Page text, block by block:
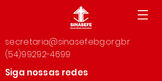
secretaria@sinasefebg.org.br
(54)99292-4699
Siga nossas redes